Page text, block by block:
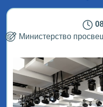
Министерство